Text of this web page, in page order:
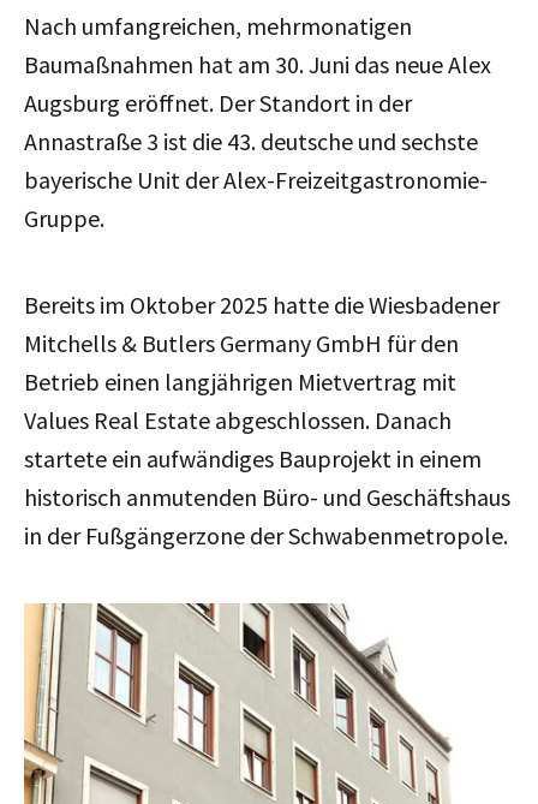
Nach umfangreichen, mehrmonatigen
Baumaßnahmen hat am 30. Juni das neue Alex
Augsburg eröffnet. Der Standort in der
Annastraße 3 ist die 43. deutsche und sechste
bayerische Unit der Alex-Freizeitgastronomie-
Gruppe.
Bereits im Oktober 2025 hatte die Wiesbadener
Mitchells & Butlers Germany GmbH für den
Betrieb einen langjährigen Mietvertrag mit
Values Real Estate abgeschlossen. Danach
startete ein aufwändiges Bauprojekt in einem
historisch anmutenden Büro- und Geschäftshaus
in der Fußgängerzone der Schwabenmetropole.